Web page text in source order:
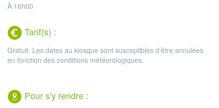
À 16h00
Tarif(s) :
Gratuit. Les dates au kiosque sont susceptibles d’être annulées
en fonction des conditions météorologiques.
Pour s'y rendre :